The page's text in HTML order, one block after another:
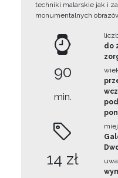
techniki malarskie jak i
monumentalnych
90
min.
14 zł
do